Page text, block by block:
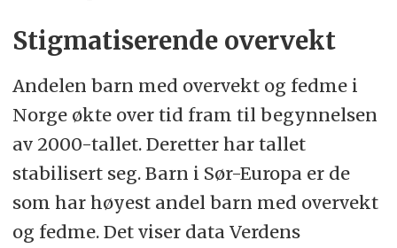
Stigmatiserende overvekt
Andelen barn med overvekt og fedme i
Norge økte over tid fram til begynnelsen
av 2000-tallet. Deretter har tallet
stabilisert seg. Barn i Sør-Europa er de
som har høyest andel barn med overvekt
og fedme. Det viser data Verdens